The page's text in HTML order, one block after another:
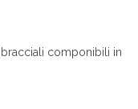
bracciali componibili in